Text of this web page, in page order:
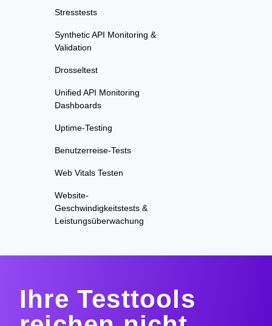
Stresstests
Synthetic API Monitoring &
Validation
Drosseltest
Unified API Monitoring
Dashboards
Uptime-Testing
Benutzerreise-Tests
Web Vitals Testen
Website-
Geschwindigkeitstests &
Leistungsüberwachung
Ihre Testtools